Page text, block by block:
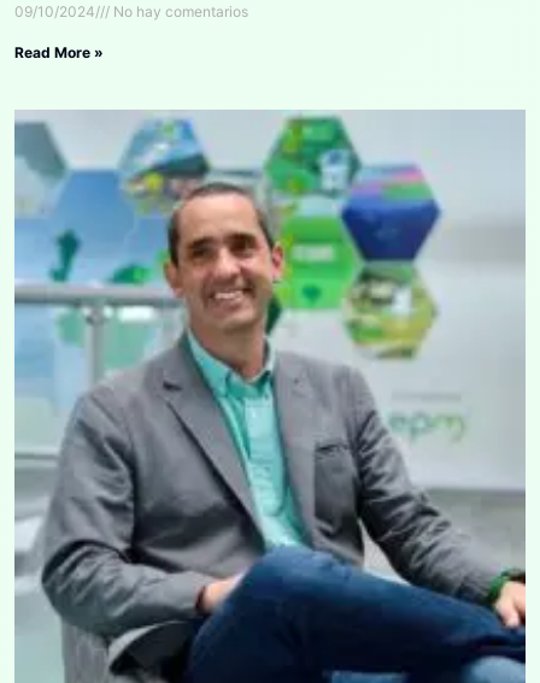
09/10/2024 No hay comentarios
Read More »